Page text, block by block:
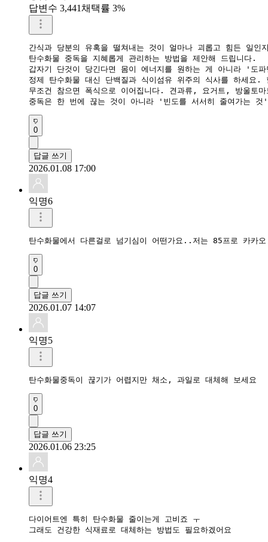
답변수 3,441 채택률 3%
간식과 당분의 유혹을 떨쳐내는 것이 얼마나 괴롭고 힘든 일
​탄수화물 중독을 지혜롭게 관리하는 방법을 제안해 드립니다.
갑자기 단것이 당긴다면 몸이 에너지를 원하는 게 아니라 '
정제 탄수화물 대신 단백질과 식이섬유 위주의 식사를 하세요
무조건 참으면 폭식으로 이어집니다. 견과류, 요거트, 방울토
중독은 한 번에 끊는 것이 아니라 '빈도를 서서히 줄여가는
0
답글 쓰기
2026.01.08 17:00
익명6
탄수화물에서 다른걸로 넘기심이 어떤가요..저는 85프로 카카
0
답글 쓰기
2026.01.07 14:07
익명5
탄수화물중독이 끊기가 어렵지만 채소, 과일로 대체해 보세요
0
답글 쓰기
2026.01.06 23:25
익명4
다이어트엔 특히 탄수화물 줄이는게 고비죠 ㅜ
그래도 건강한 식재료로 대체하는 방법도 필요하겠어요